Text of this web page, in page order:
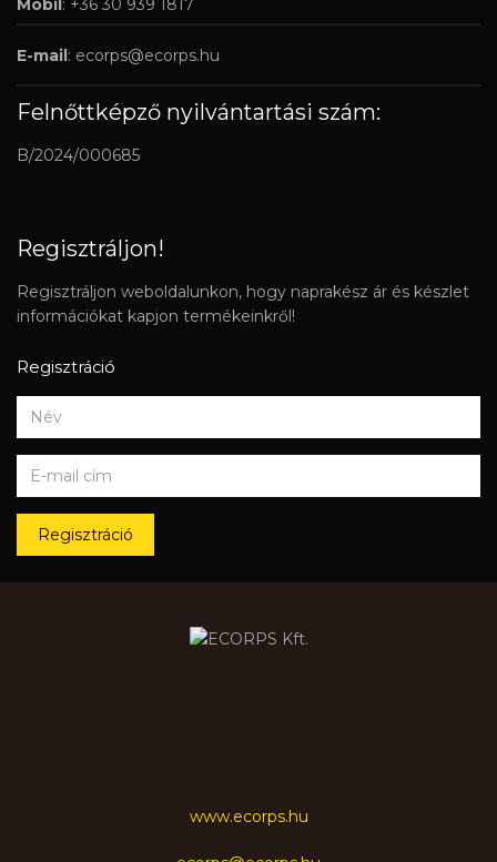
Mobil: +36 30 939 1817
E-mail: ecorps@ecorps.hu
Felnőttképző nyilvántartási szám:
B/2024/000685
Regisztráljon!
Regisztráljon weboldalunkon, hogy naprakész ár és készlet
információkat kapjon termékeinkről!
Regisztráció
Regisztráció
www.ecorps.hu